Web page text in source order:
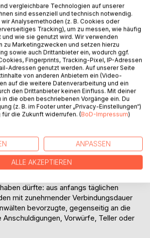
den Magen geht, dass es korrekt sein
eigenen Kinder nur mit einem gemeinen
locken kann, oder dass ein
im Stau auf der Autobahn nicht
muss: die Wahrheit liegt irgendwo in
Einfluss auf unseren Alltag
gesagt werden - die Liebe. Glauben
bezieht sich auf die ersten
Zusammenlebens. Dass
zur Belastung (zumeist für die
Fakt.
innigen Zuneigung nämlich entwickelt
dürfte: aus anfangs täglichen
mit zunehmender Verbindungsdauer
bevorzugte, gegenseitig an die
Vorwürfe, Teller oder
vergleichbare Technologien auf unserer
sind essenziell und technisch notwendig.
Analysemethoden (z. B. Cookies oder
Tracking), um zu messen, wie häufig
wie sie genutzt wird. Wir verwenden
zu Marketingzwecken und setzen hierzu
sowie auch Drittanbieter ein, wodurch ggf.
Fingerprints, Tracking-Pixel, IP-Adressen
Adressen genutzt werden. Auf unserer Seite
von anderen Anbietern ein (Video-
auf die weitere Datenverarbeitung und ein
den Drittanbieter keinen Einfluss. Mit deiner
die oben beschriebenen Vorgänge ein. Du
(z. B. im Footer unter „Privacy-Einstellungen“)
die Zukunft widerrufen. (BoD-Impressum)
ANPASSEN
ALLE AKZEPTIEREN